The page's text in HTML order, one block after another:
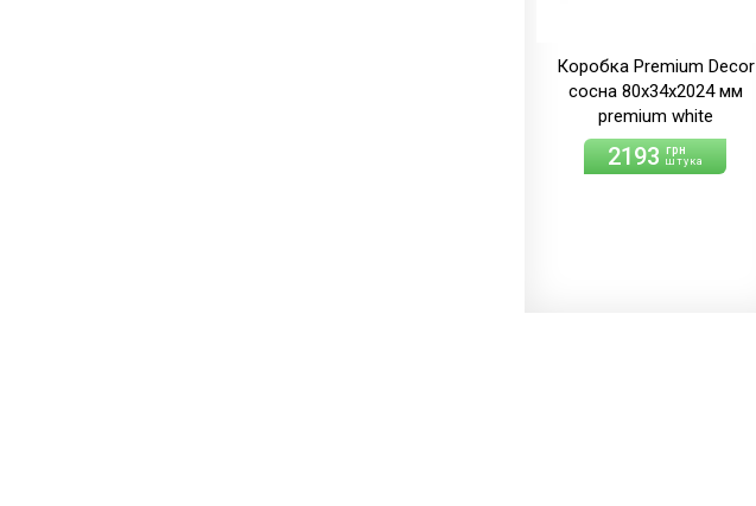
Коробка Premium Decor
сосна 80х34х2024 мм
premium white
2193 грн
штука